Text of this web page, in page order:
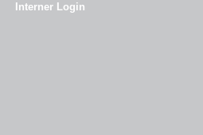
Interner Login